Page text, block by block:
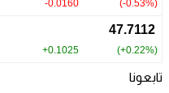
تابعونا